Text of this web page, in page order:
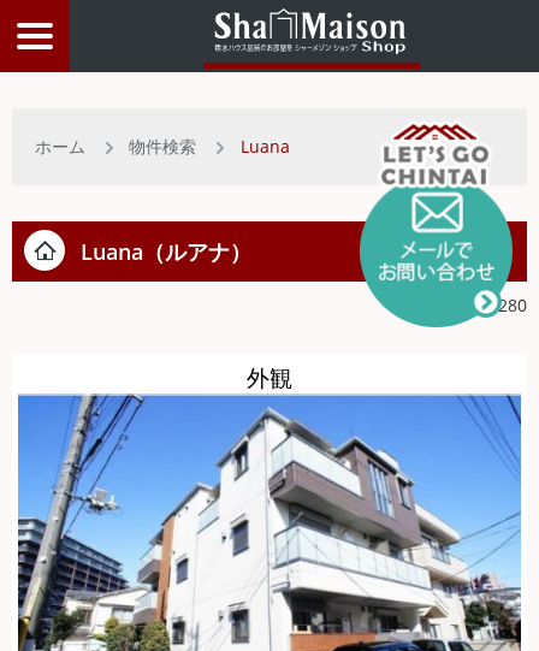
お客様サービス
物件比較リスト
トップページ
ホーム 物件検索 Luana
Luana （ルアナ）
物件ID:1401280
外観